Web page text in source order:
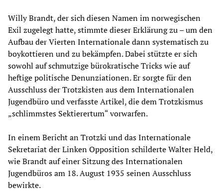
Willy Brandt, der sich diesen Namen im norwegischen
Exil zugelegt hatte, stimmte dieser Erklärung zu – um den
Aufbau der Vierten Internationale dann systematisch zu
boykottieren und zu bekämpfen. Dabei stützte er sich
sowohl auf schmutzige bürokratische Tricks wie auf
heftige politische Denunziationen. Er sorgte für den
Ausschluss der Trotzkisten aus dem Internationalen
Jugendbüro und verfasste Artikel, die dem Trotzkismus
„schlimmstes Sektierertum“ vorwarfen.
In einem Bericht an Trotzki und das Internationale
Sekretariat der Linken Opposition schilderte Walter Held,
wie Brandt auf einer Sitzung des Internationalen
Jugendbüros am 18. August 1935 seinen Ausschluss
bewirkte.